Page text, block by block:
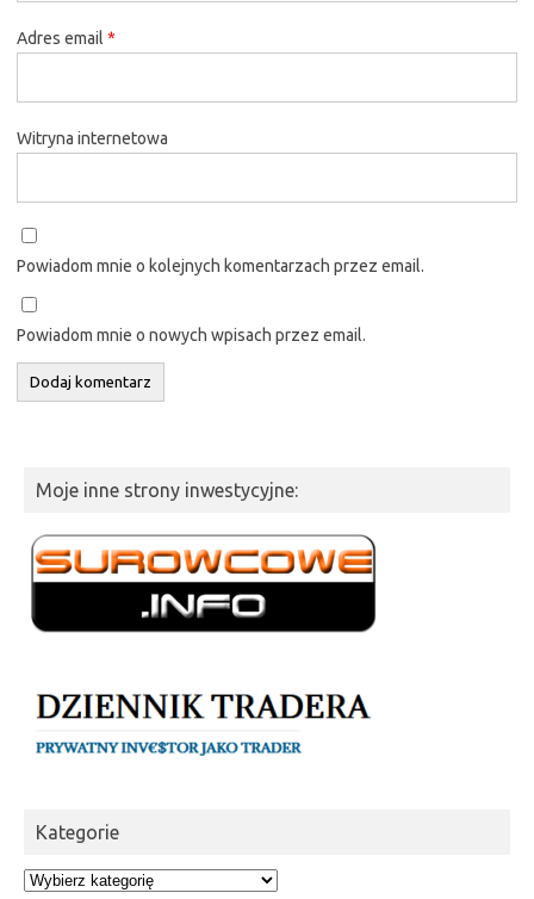
Adres email *
Witryna internetowa
Powiadom mnie o kolejnych komentarzach przez email.
Powiadom mnie o nowych wpisach przez email.
Moje inne strony inwestycyjne:
Kategorie
Kategorie